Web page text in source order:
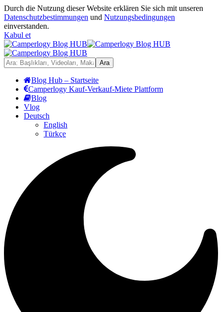
Durch die Nutzung dieser Website erklären Sie sich mit unseren
Datenschutzbestimmungen und Nutzungsbedingungen
einverstanden.
Kabul et
Blog Hub – Startseite
Camperlogy Kauf-Verkauf-Miete Plattform
Blog
Vlog
Deutsch
English
Türkçe